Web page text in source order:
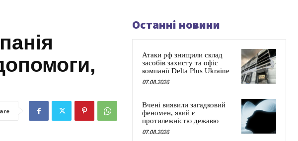
Останні новини
Атаки рф знищили склад
засобів захисту та офіс
компанії Delta Plus Ukraine
07.08.2026
Вчені виявили загадковий
феномен, який є
протилежністю дежавю
07.08.2026